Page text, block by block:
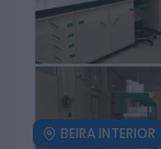
Branco
6 DE AGOSTO, 2026
BEIRA INTERIOR